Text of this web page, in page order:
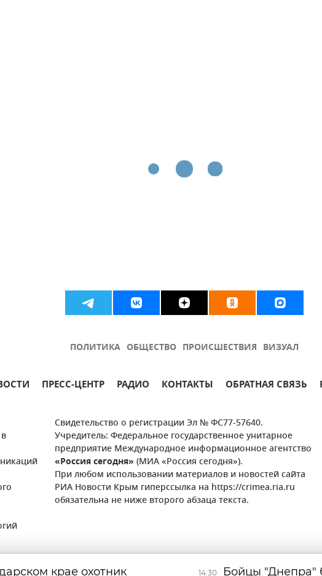
ПОЛИТИКА ОБЩЕСТВО ПРОИСШЕСТВИЯ ВИЗУАЛ
ПРЕСС-ЦЕНТР РАДИО КОНТАКТЫ ОБРАТНАЯ СВЯЗЬ
Свидетельство о регистрации Эл № ФС77-57640.
Учредитель: Федеральное государственное унитарное
предприятие Международное информационное агентство
«Россия сегодня» (МИА «Россия сегодня»).
При любом использовании материалов и новостей сайта
РИА Новости Крым гиперссылка на https://crimea.ria.ru
обязательна не ниже второго абзаца текста.
крае охотник 14:30 Бойцы "Днепра"